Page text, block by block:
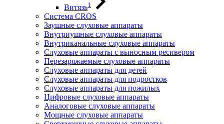
Витязь1
Система CROS
Заушные слуховые аппараты
Внутриушные слуховые аппараты
Внутриканальные слуховые аппараты
Слуховые аппараты с выносным ресивером
Перезаряжаемые слуховые аппараты
Слуховые аппараты для детей
Слуховые аппараты для подростков
Слуховые аппараты для пожилых
Цифровые слуховые аппараты
Аналоговые слуховые аппараты
Мощные слуховые аппараты